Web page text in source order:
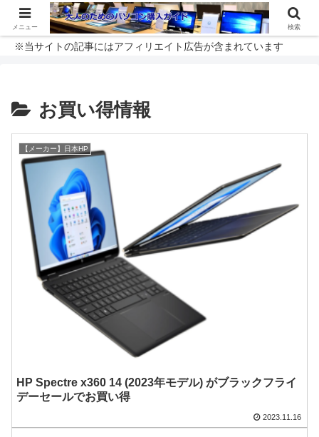
※当サイトの記事にはアフィリエイト広告が含まれています
お買い得情報
【メーカー】日本HP
HP Spectre x360 14 (2023年モデル) がブラックフライ
デーセールでお買い得
2023.11.16
メニュー 検索